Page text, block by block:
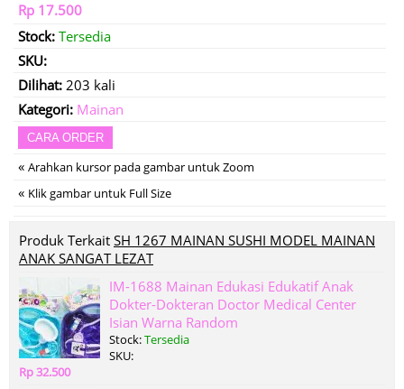
Rp 17.500
Stock: Tersedia
SKU:
Dilihat: 203 kali
Kategori: Mainan
CARA ORDER
« Arahkan kursor pada gambar untuk Zoom
« Klik gambar untuk Full Size
Produk Terkait SH 1267 MAINAN SUSHI MODEL MAINAN
ANAK SANGAT LEZAT
IM-1688 Mainan Edukasi Edukatif Anak
Dokter-Dokteran Doctor Medical Center
Isian Warna Random
Stock:Tersedia
SKU:
Rp 32.500